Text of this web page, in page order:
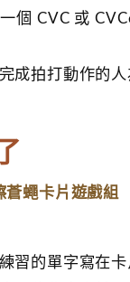
個 CVC 或
成拍打動作的人
蒼蠅卡片遊戲組
習的單字寫在